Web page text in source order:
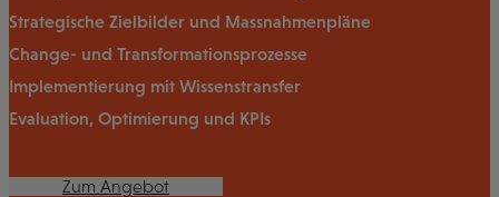
Strategische Zielbilder und Massnahmenpläne
Change- und Transformationsprozesse
Implementierung mit Wissenstransfer
Evaluation, Optimierung und KPIs
Zum Angebot